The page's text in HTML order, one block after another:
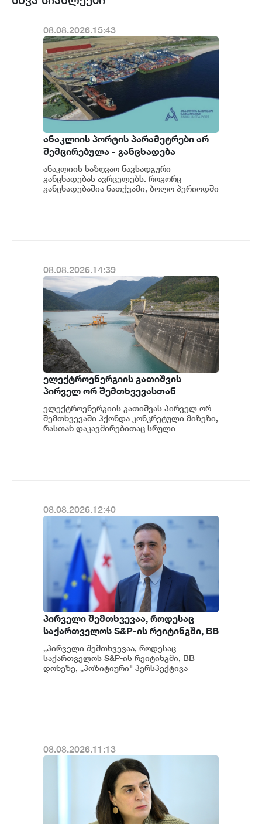
08.08.2026.15:43
ანაკლიის პორტის პარამეტრები არ
შემცირებულა - განცხადება
ანაკლიის საზღვაო ნავსადგური
განცხადებას ავრცელებს. როგორც
განცხადებაშია ნათქვამი, ბოლო პერიოდში
08.08.2026.14:39
ელექტროენერგიის გათიშვის
პირველ ორ შემთხვევასთან
დაკავშირებით სუს-ში წარიმართება
გამოძიება და ინფორმაციას
მოგვიანებით დეტალურად
ელექტროენერგიის გათიშვას პირველ ორ
შემთხვევაში ჰქონდა კონკრეტული მიზეზი,
რასთან დაკავშირებითაც სრული
08.08.2026.12:40
პირველი შემთხვევაა, როდესაც
საქართველოს S&P-ის რეიტინგში, BB
დონეზე „პოზიტიური" პერსპექტივა
მიენიჭა - პერსპექტივის
გაუმჯობესება კიდევ ერთხელ
„პირველი შემთხვევაა, როდესაც
საქართველოს S&P-ის რეიტინგში, BB
დონეზე, „პოზიტიური" პერსპექტივა
08.08.2026.11:13